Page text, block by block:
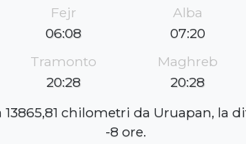
Fejr
06:08
Alba
07:20
Tramonto
20:28
Maghreb
20:28
13865,81 chilometri da Uruapan, la
-8 ore.